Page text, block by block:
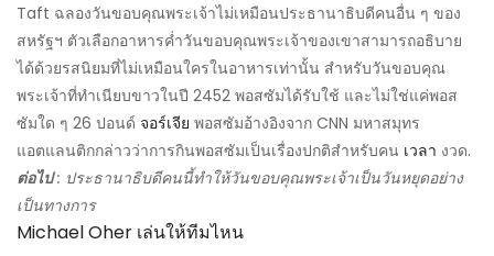
Taft ฉลองวันขอบคุณพระเจ้าไม่เหมือนประธานาธิบดีคนอื่น ๆ ของ
สหรัฐฯ ตัวเลือกอาหารค่ำวันขอบคุณพระเจ้าของเขาสามารถอธิบาย
ได้ด้วยรสนิยมที่ไม่เหมือนใครในอาหารเท่านั้น สำหรับวันขอบคุณ
พระเจ้าที่ทำเนียบขาวในปี 2452 พอสซัมได้รับใช้ และไม่ใช่แค่พอส
ซัมใด ๆ 26 ปอนด์ จอร์เจีย พอสซัมอ้างอิงจาก CNN มหาสมุทร
แอตแลนติกกล่าวว่าการกินพอสซัมเป็นเรื่องปกติสำหรับคน เวลา งวด.
ต่อไป: ประธานาธิบดีคนนี้ทำให้วันขอบคุณพระเจ้าเป็นวันหยุดอย่าง
เป็นทางการ
Michael Oher เล่นให้ทีมไหน